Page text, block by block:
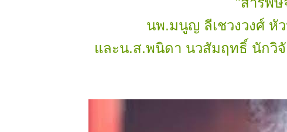
นพ.มนูญ ลีเชวงวงศ์ หั
ละน.ส.พนิดา นวสัมฤทธิ์ นักวิจั